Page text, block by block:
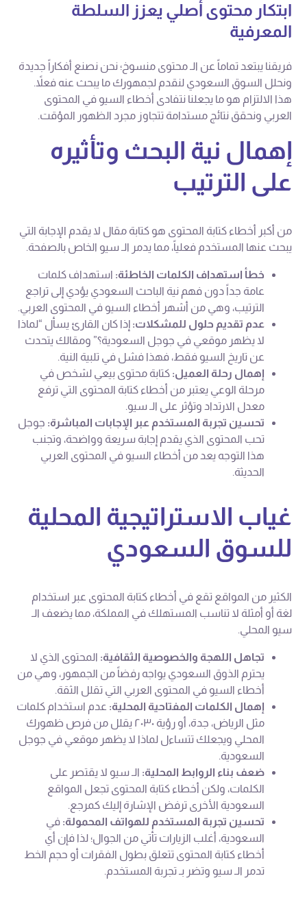
ابتكار محتوى أصلي يعزز السلطة
المعرفية
فريقنا يبتعد تماماً عن الـ محتوى منسوخ؛ نحن نصنع أفكاراً جديدة
ونحلل السوق السعودي لنقدم لجمهورك ما يبحث عنه فعلاً.
هذا الالتزام هو ما يجعلنا نتفادى أخطاء السيو في المحتوى
العربي ونحقق نتائج مستدامة تتجاوز مجرد الظهور المؤقت.
إهمال نية البحث وتأثيره
على الترتيب
من أكبر أخطاء كتابة المحتوى هو كتابة مقال لا يقدم الإجابة التي
يبحث عنها المستخدم فعلياً، مما يدمر الـ سيو الخاص بالصفحة.
خطأ استهداف الكلمات الخاطئة: استهداف كلمات
عامة جداً دون فهم نية الباحث السعودي يؤدي إلى تراجع
الترتيب، وهي من أشهر أخطاء السيو في المحتوى العربي.
عدم تقديم حلول للمشكلات: إذا كان القارئ يسأل “لماذا
لا يظهر موقعي في جوجل السعودية؟” ومقالك يتحدث
عن تاريخ السيو فقط، فهذا فشل في تلبية النية.
إهمال رحلة العميل: كتابة محتوى بيعي لشخص في
مرحلة الوعي يعتبر من أخطاء كتابة المحتوى التي ترفع
معدل الارتداد وتؤثر على الـ سيو.
تحسين تجربة المستخدم عبر الإجابات المباشرة: جوجل
تحب المحتوى الذي يقدم إجابة سريعة وواضحة، وتجنب
هذا التوجه يعد من أخطاء السيو في المحتوى العربي
الحديثة.
غياب الاستراتيجية المحلية
للسوق السعودي
الكثير من المواقع تقع في أخطاء كتابة المحتوى عبر استخدام
لغة أو أمثلة لا تناسب المستهلك في المملكة، مما يضعف الـ
سيو المحلي.
تجاهل اللهجة والخصوصية الثقافية: المحتوى الذي لا
يحترم الذوق السعودي يواجه رفضاً من الجمهور، وهي من
أخطاء السيو في المحتوى العربي التي تقلل الثقة.
إهمال الكلمات المفتاحية المحلية: عدم استخدام كلمات
مثل الرياض، جدة، أو رؤية ٢٠٣٠ يقلل من فرص ظهورك
المحلي ويجعلك تتساءل لماذا لا يظهر موقعي في جوجل
السعودية.
ضعف بناء الروابط المحلية: الـ سيو لا يقتصر على
الكلمات، ولكن أخطاء كتابة المحتوى تجعل المواقع
السعودية الأخرى ترفض الإشارة إليك كمرجع.
تحسين تجربة المستخدم للهواتف المحمولة: في
السعودية، أغلب الزيارات تأتي من الجوال؛ لذا فإن أي
أخطاء كتابة المحتوى تتعلق بطول الفقرات أو حجم الخط
تدمر الـ سيو وتضر بـ تجربة المستخدم.